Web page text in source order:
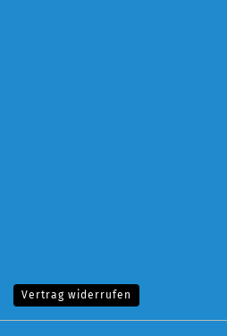
Vertrag widerrufen